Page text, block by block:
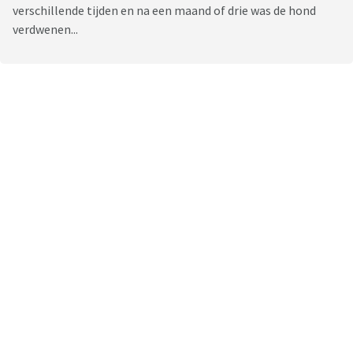
verschillende tijden en na een maand of drie was de hond
verdwenen...